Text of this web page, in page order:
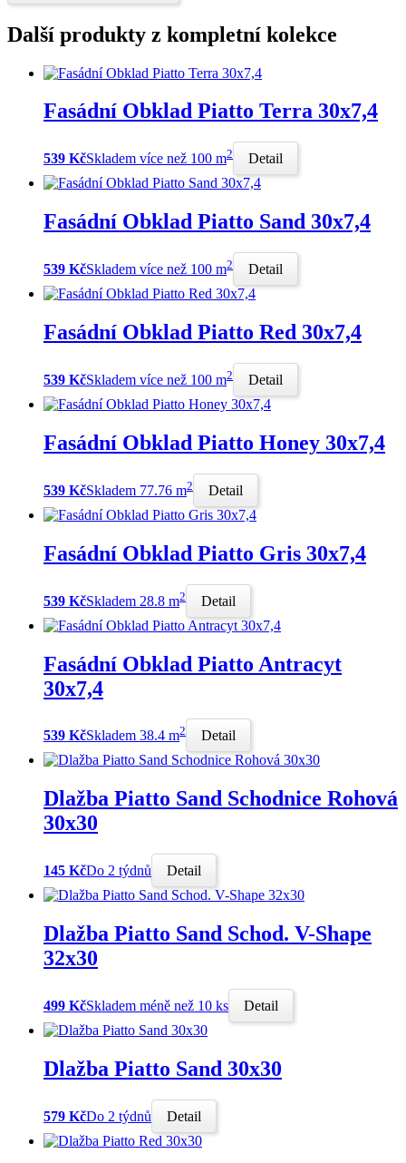
Další produkty z kompletní kolekce
Fasádní Obklad Piatto Terra 30x7,4
539 KčSkladem více než 100 m2 Detail
Fasádní Obklad Piatto Sand 30x7,4
539 KčSkladem více než 100 m2 Detail
Fasádní Obklad Piatto Red 30x7,4
539 KčSkladem více než 100 m2 Detail
Fasádní Obklad Piatto Honey 30x7,4
539 KčSkladem 77.76 m2 Detail
Fasádní Obklad Piatto Gris 30x7,4
539 KčSkladem 28.8 m2 Detail
Fasádní Obklad Piatto Antracyt
30x7,4
539 KčSkladem 38.4 m2 Detail
Dlažba Piatto Sand Schodnice Rohová
30x30
145 KčDo 2 týdnů Detail
Dlažba Piatto Sand Schod. V-Shape
32x30
499 KčSkladem méně než 10 ks Detail
Dlažba Piatto Sand 30x30
579 KčDo 2 týdnů Detail